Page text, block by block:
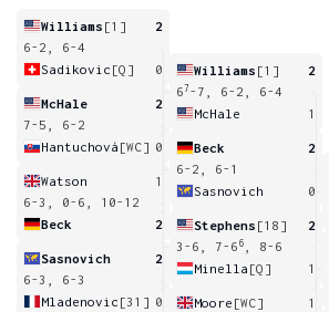
Williams [1]
2
6-2, 6-4
Sadikovic [Q] 0
McHale
2
7-5, 6-2
Hantuchová [WC] 0
Watson
1
6-3, 0-6, 10-12
Beck
2
Sasnovich
2
6-3, 6-3
Mladenovic [31] 0
Williams [1]
2
67-7, 6-2, 6-4
McHale
1
Beck
2
6-2, 6-1
Sasnovich
0
Stephens [18]
2
3-6, 7-6 6
, 8-6
Minella [Q] 1
Moore [WC]
1